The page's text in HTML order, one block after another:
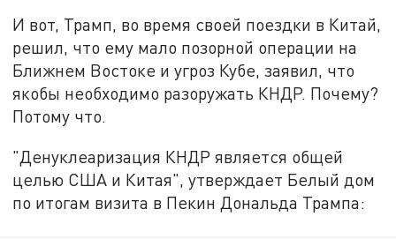
И вот, Трамп, во время своей поездки в Китай,
решил, что ему мало позорной операции на
Ближнем Востоке и угроз Кубе, заявил, что
якобы необходимо разоружать КНДР. Почему?
Потому что.
"Денуклеаризация КНДР является общей
целью США и Китая", утверждает Белый дом
по итогам визита в Пекин Дональда Трампа: